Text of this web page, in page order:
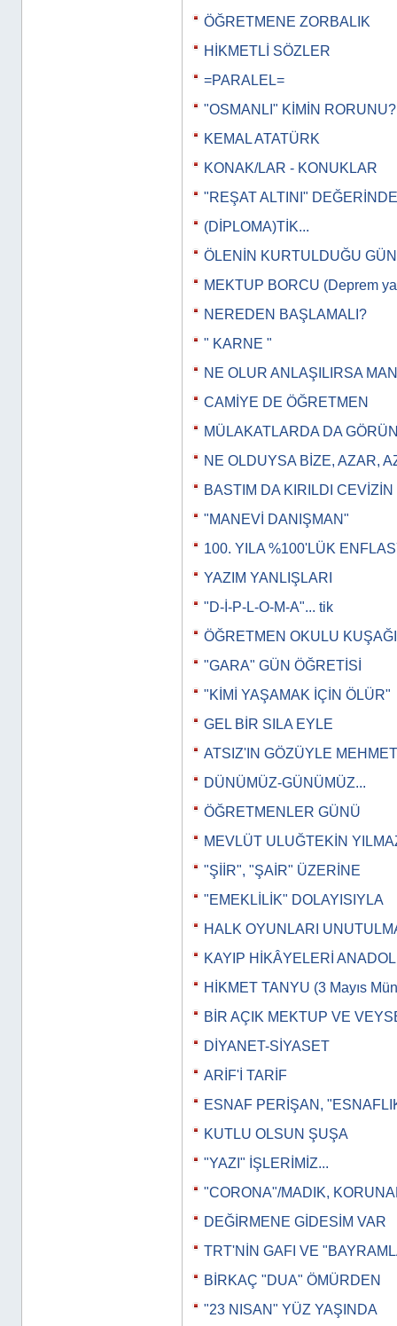
ÖĞRETMENE ZORBALIK
HİKMETLİ SÖZLER
=PARALEL=
"OSMANLI" KİMİN RORUNU?
KEMAL ATATÜRK
KONAK/LAR - KONUKLAR
"REŞAT ALTINI"
(DİPLOMA)TİK...
ÖLENİN KURTULDUĞU GÜN
MEKTUP BORCU (Deprem
NEREDEN BAŞLAMALI?
" KARNE "
NE OLUR ANLAŞILIRSA
CAMİYE DE ÖĞRETMEN
MÜLAKATLARDA DA
NE OLDUYSA BİZE, AZAR,
BASTIM DA KIRILDI CEVİZİN
"MANEVİ DANIŞMAN"
100. YILA %100'LÜK
YAZIM YANLIŞLARI
"D-İ-P-L-O-M-A"... tik
ÖĞRETMEN OKULU KUŞAĞI
"GARA" GÜN ÖĞRETİSİ
"KİMİ YAŞAMAK İÇİN ÖLÜR"
GEL BİR SILA EYLE
ATSIZ'IN GÖZÜYLE
DÜNÜMÜZ-GÜNÜMÜZ...
ÖĞRETMENLER GÜNÜ
MEVLÜT ULUĞTEKİN
"ŞİİR", "ŞAİR" ÜZERİNE
"EMEKLİLİK" DOLAYISIYLA
HALK OYUNLARI
KAYIP HİKÂYELERİ
HİKMET TANYU (3 Mayıs
BİR AÇIK MEKTUP VE
DİYANET-SİYASET
ARİF'İ TARİF
ESNAF PERİŞAN,
KUTLU OLSUN ŞUŞA
"YAZI" İŞLERİMİZ...
"CORONA"/MADIK,
DEĞİRMENE GİDESİM VAR
TRT'NİN GAFI VE
BİRKAÇ "DUA" ÖMÜRDEN
"23 NISAN" YÜZ YAŞINDA